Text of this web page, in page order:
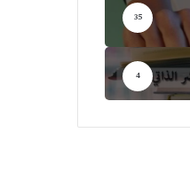
35
4